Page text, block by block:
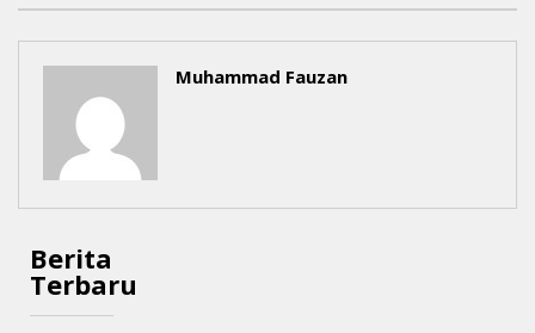
Muhammad Fauzan
Berita
Terbaru